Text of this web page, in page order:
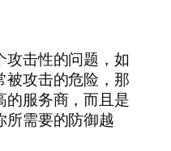
击性的问题，如
被攻击的危险，那
的服务商，而且是
所需要的防御越